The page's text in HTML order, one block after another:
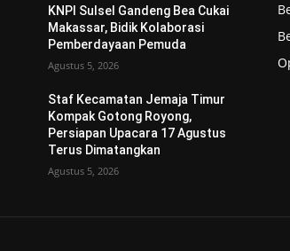
KNPI Sulsel Gandeng Bea Cukai
Makassar, Bidik Kolaborasi
Pemberdayaan Pemuda
Agustus 5, 2026
Staf Kecamatan Jemaja Timur
Kompak Gotong Royong,
Persiapan Upacara 17 Agustus
Terus Dimatangkan ‎
Agustus 5, 2026